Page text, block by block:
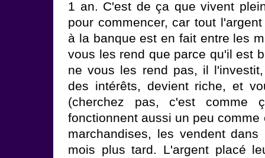
1 an. C'est de ça que vivent
pour commencer, car tout
à la banque est en fait entre les
vous les rend que parce qu'il est
ne vous les rend pas, il
des intérêts, devient riche, et
(cherchez pas, c'est comme
fonctionnent aussi un peu
marchandises, les vendent
mois plus tard. L'argent placé